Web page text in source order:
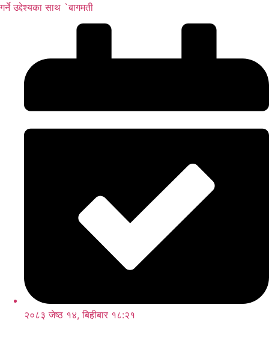
गर्ने उद्देश्यका साथ `बागमती
२०८३ जेष्ठ १४, बिहीबार १८:२१